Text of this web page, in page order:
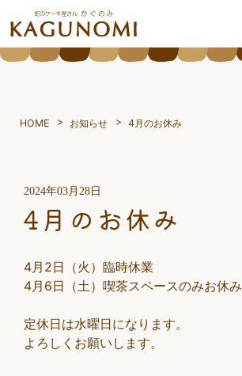
HOME お知らせ 4月のお休み
2024年03月28日
4月のお休み
4月2日（火）臨時休業
4月6日（土）喫茶スペースのみお休み
定休日は水曜日になります。
よろしくお願いします。